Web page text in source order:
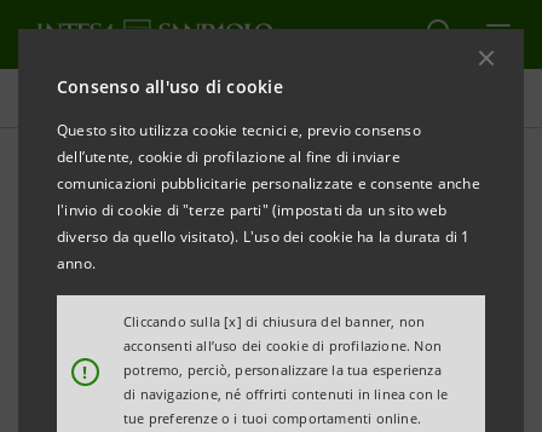
Consenso all'uso di cookie
Questo sito utilizza cookie tecnici e, previo consenso
dell’utente, cookie di profilazione al fine di inviare
comunicazioni pubblicitarie personalizzate e consente anche
l'invio di cookie di "terze parti" (impostati da un sito web
diverso da quello visitato). L'uso dei cookie ha la durata di 1
anno.
!
Cliccando sulla [x] di chiusura del banner, non
acconsenti all’uso dei cookie di profilazione. Non
potremo, perciò, personalizzare la tua esperienza
di navigazione, né offrirti contenuti in linea con le
tue preferenze o i tuoi comportamenti online.
Comunicati stampa
STAMPA AGGIORNA
DEXIA CREDIOP E BIIS FINANZIANO IL SERVIZIO
IDRICO DI PALERMO
società del Gruppo Acque Potabili, concessionaria del
Servizio Idrico Integrato dei Comuni della Provincia di
Palermo, ha stipulato con Dexia Crediop S.p.A. e